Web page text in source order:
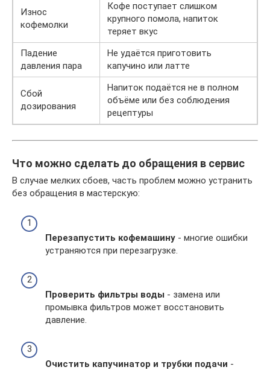
Износ
кофемолки
Кофе поступает слишком
крупного помола, напиток
теряет вкус
Падение
давления пара
Не удаётся приготовить
капучино или латте
Сбой
дозирования
Напиток подаётся не в полном
объёме или без соблюдения
рецептуры
Что можно сделать до обращения в сервис
В случае мелких сбоев, часть проблем можно устранить
без обращения в мастерскую:
Перезапустить кофемашину - многие ошибки
устраняются при перезагрузке.
Проверить фильтры воды - замена или
промывка фильтров может восстановить
давление.
Очистить капучинатор и трубки подачи -